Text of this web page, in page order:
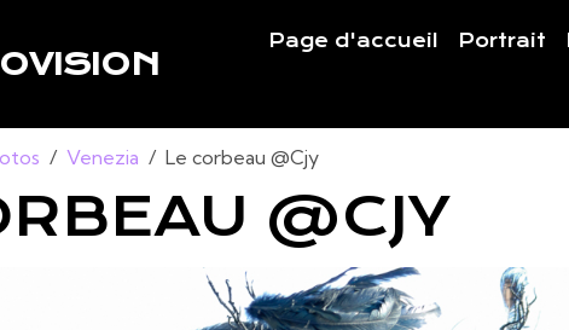
Page d'accueil Portrait
Venezia Le corbeau @Cjy
@CJY